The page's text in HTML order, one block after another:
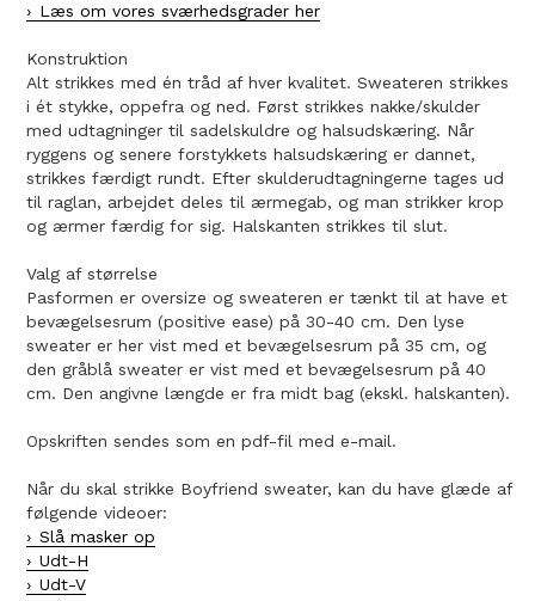
Læs om vores sværhedsgrader her
Konstruktion
Alt strikkes med én tråd af hver kvalitet. Sweateren strikkes
i ét stykke, oppefra og ned. Først strikkes nakke/skulder
med udtagninger til sadelskuldre og halsudskæring. Når
ryggens og senere forstykkets halsudskæring er dannet,
strikkes færdigt rundt. Efter skulderudtagningerne tages ud
til raglan, arbejdet deles til ærmegab, og man strikker krop
og ærmer færdig for sig. Halskanten strikkes til slut.
Valg af størrelse
Pasformen er oversize og sweateren er tænkt til at have et
bevægelsesrum (positive ease) på 30-40 cm. Den lyse
sweater er her vist med et bevægelsesrum på 35 cm, og
den gråblå sweater er vist med et bevægelsesrum på 40
cm. Den angivne længde er fra midt bag (ekskl. halskanten).
Opskriften sendes som en pdf-fil med e-mail.
Når du skal strikke Boyfriend sweater, kan du have glæde af
følgende videoer:
Slå masker op
Udt-H
Udt-V